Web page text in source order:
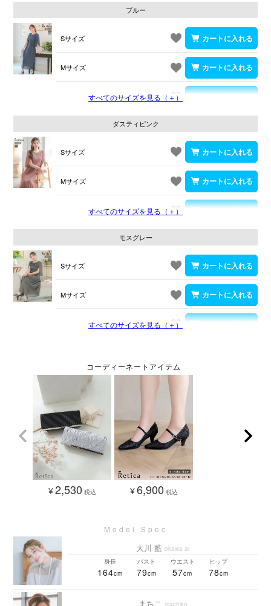
ブルー
Sサイズ
Mサイズ
すべてのサイズを見る（＋）
ダスティピンク
Sサイズ
Mサイズ
すべてのサイズを見る（＋）
モスグレー
Sサイズ
Mサイズ
すべてのサイズを見る（＋）
¥2,530 税込 ¥6,900 税込
大川 藍 okawa ai
身長
164
バスト
79
ウエスト
57
ヒップ
78
まちこ machiko